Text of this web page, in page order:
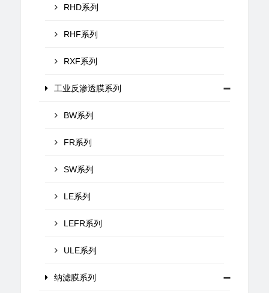
RHD系列
RHF系列
RXF系列
工业反渗透膜系列
BW系列
FR系列
SW系列
LE系列
LEFR系列
ULE系列
纳滤膜系列